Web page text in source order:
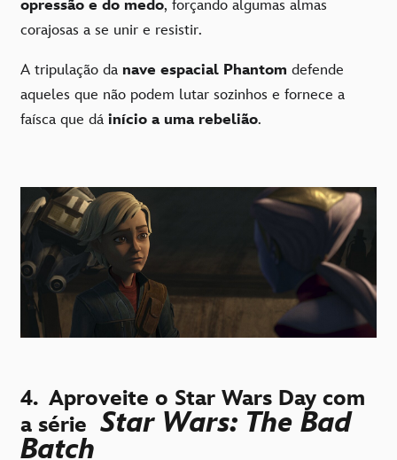
opressão e do medo, forçando algumas almas
corajosas a se unir e resistir.
A tripulação da nave espacial Phantom defende
aqueles que não podem lutar sozinhos e fornece a
faísca que dá início a uma rebelião.
4. Aproveite o Star Wars Day com
a série Star Wars: The Bad
Batch